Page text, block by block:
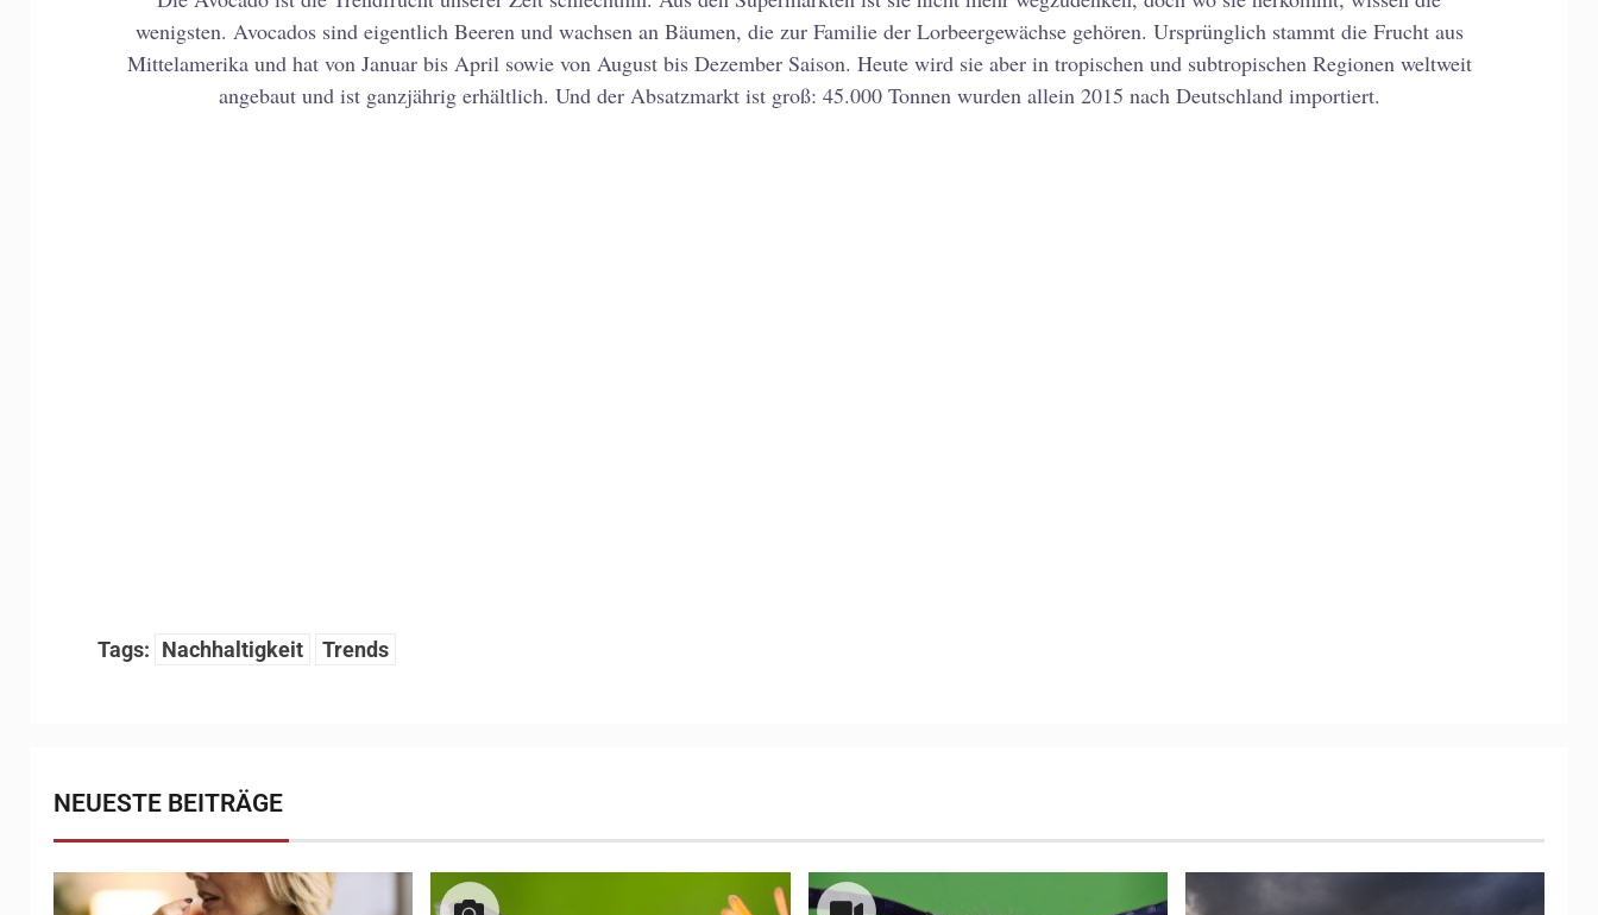
wenigsten. Avocados sind eigentlich Beeren und wachsen an Bäumen, die zur Familie der Lorbeergewächse gehören. Ursprünglich stammt die Frucht aus
Mittelamerika und hat von Januar bis April sowie von August bis Dezember Saison. Heute wird sie aber in tropischen und subtropischen Regionen weltweit
angebaut und ist ganzjährig erhältlich. Und der Absatzmarkt ist groß: 45.000 Tonnen wurden allein 2015 nach Deutschland importiert.
Tags: Nachhaltigkeit Trends
NEUESTE BEITRÄGE